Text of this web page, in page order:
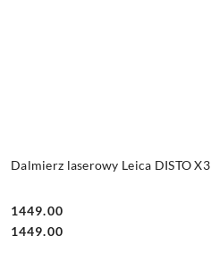
Dalmierz laserowy Leica DISTO X3
Cena:
1449.00
Cena:
1449.00